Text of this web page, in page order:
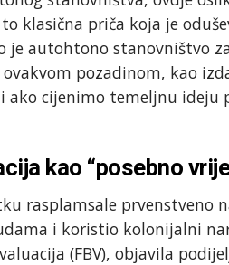
to klasična priča koja je
je autohtono stanovništvo
ovakvom pozadinom, kao
ako cijenimo temeljnu ideju
kao “posebno
rasplamsale prvenstveno
i koristio kolonijalni
(FBV), objavila